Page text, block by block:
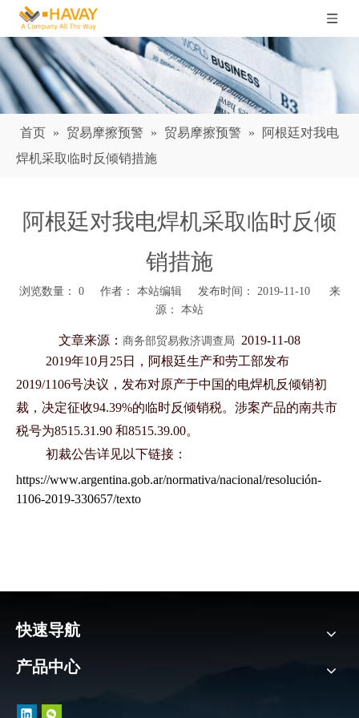
首页 » 贸易摩擦预警 » 贸易摩擦预警 »
阿根廷对我电
焊机采取临时反倾销措施
阿根廷对我电焊机采取临时反倾
销措施
浏览数量： 0作者： 本站编辑 发布时间： 2019-11-10 来
源： 本站
["wechat","weibo","qzone","douban","email"]
文章来源： 商务部贸易救济调查局
2019-11-08
2019年10月25日， 阿根廷生产和劳工部发布
2019/1106号决议，发布对原产于中国的电焊机反倾销初
裁，决定征收94.39%的临时反倾销税。涉案产品的南共市
税号为8515.31.90 和8515.39.00。
初裁公告详见以下链接：
https://www.argentina.gob.ar/normativa/nacional/resolución-
1106-2019-330657/texto
快速导航
产品中心